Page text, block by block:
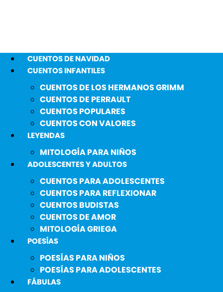
CUENTOS DE NAVIDAD
CUENTOS INFANTILES
CUENTOS DE LOS HERMANOS GRIMM
CUENTOS DE PERRAULT
CUENTOS POPULARES
CUENTOS CON VALORES
LEYENDAS
MITOLOGÍA PARA NIÑOS
ADOLESCENTES Y ADULTOS
CUENTOS PARA ADOLESCENTES
CUENTOS PARA REFLEXIONAR
CUENTOS BUDISTAS
CUENTOS DE AMOR
MITOLOGÍA GRIEGA
POESÍAS
POESÍAS PARA NIÑOS
POESÍAS PARA ADOLESCENTES
FÁBULAS